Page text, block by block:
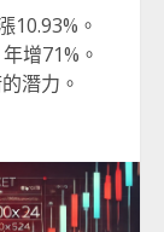
10.93%。
增71%。
潛力。